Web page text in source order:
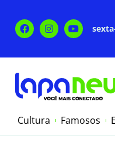
Cultura Famosos